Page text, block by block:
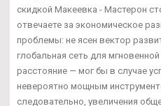
скидкой Макеевка - Мастерон
отвечаете за экономическое
проблемы: не ясен вектор
глобальная сеть для
расстояние — мог бы в случае
невероятно мощным
следовательно, увеличения